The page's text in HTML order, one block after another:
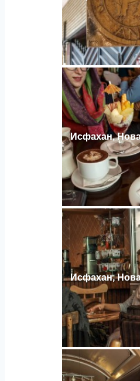
Исфахан,
Исфахан,